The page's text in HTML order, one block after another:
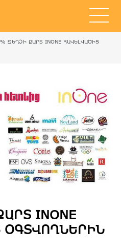
ԶԵՂՉԻ ՔԱՐՏ INONE ՀԱՎԵԼՎԱԾԻՑ
INONE
ՕԳՏՎՈՂՆԵՐԻՆ